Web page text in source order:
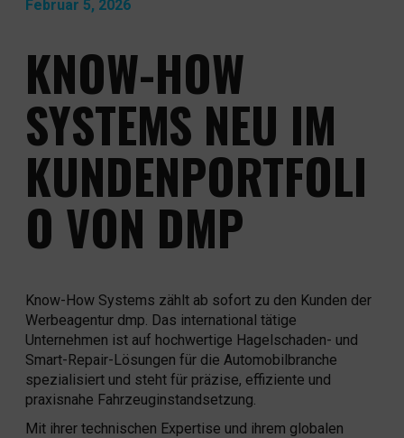
KONTAKT
NEWS & WISSEN
Februar 5, 2026
KNOW-HOW
SYSTEMS NEU IM
KUNDENPORTFOLI
O VON DMP
Know-How Systems zählt ab sofort zu den Kunden der
Werbeagentur dmp. Das international tätige
Unternehmen ist auf hochwertige Hagelschaden- und
Smart-Repair-Lösungen für die Automobilbranche
spezialisiert und steht für präzise, effiziente und
praxisnahe Fahrzeuginstandsetzung.
Mit ihrer technischen Expertise und ihrem globalen